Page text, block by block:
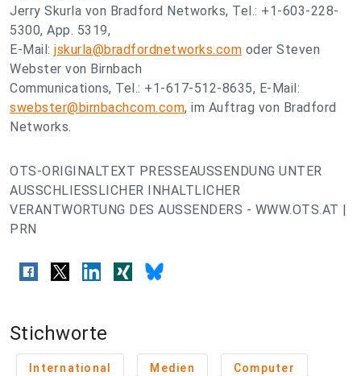
Jerry Skurla von Bradford Networks, Tel.: +1-603-228-
5300, App. 5319,
E-Mail: jskurla@bradfordnetworks.com oder Steven
Webster von Birnbach
Communications, Tel.: +1-617-512-8635, E-Mail:
swebster@birnbachcom.com, im Auftrag von Bradford
Networks.
OTS-ORIGINALTEXT PRESSEAUSSENDUNG UNTER
AUSSCHLIESSLICHER INHALTLICHER
VERANTWORTUNG DES AUSSENDERS - WWW.OTS.AT |
PRN
Stichworte
International Medien Computer